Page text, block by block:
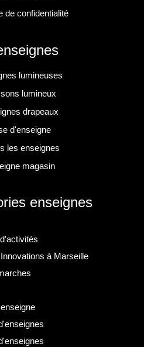
de confidentialité
lumineuses
lumineux
drapeaux
d'enseigne
les enseignes
magasin
enseignes
à Marseille